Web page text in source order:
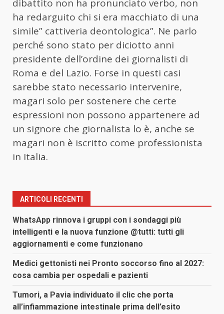
dibattito non ha pronunciato verbo, non
ha redarguito chi si era macchiato di una
simile” cattiveria deontologica”. Ne parlo
perché sono stato per diciotto anni
presidente dell’ordine dei giornalisti di
Roma e del Lazio. Forse in questi casi
sarebbe stato necessario intervenire,
magari solo per sostenere che certe
espressioni non possono appartenere ad
un signore che giornalista lo è, anche se
magari non è iscritto come professionista
in Italia.
ARTICOLI RECENTI
WhatsApp rinnova i gruppi con i sondaggi più
intelligenti e la nuova funzione @tutti: tutti gli
aggiornamenti e come funzionano
Medici gettonisti nei Pronto soccorso fino al 2027:
cosa cambia per ospedali e pazienti
Tumori, a Pavia individuato il clic che porta
all’infiammazione intestinale prima dell’esito